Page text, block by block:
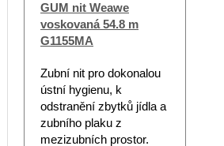
GUM nit Weawe
voskovaná 54.8 m
G1155MA
Zubní nit pro dokonalou
ústní hygienu, k
odstranění zbytků jídla a
zubního plaku z
mezizubních prostor.